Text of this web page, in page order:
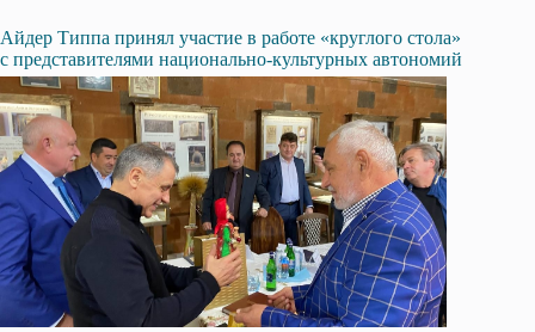
Айдер Типпа принял участие в работе «круглого стола»
с представителями национально-культурных автономий